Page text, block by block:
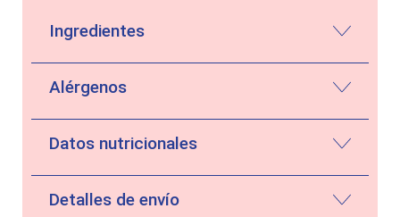
Ingredientes
Alérgenos
Datos nutricionales
Detalles de envío